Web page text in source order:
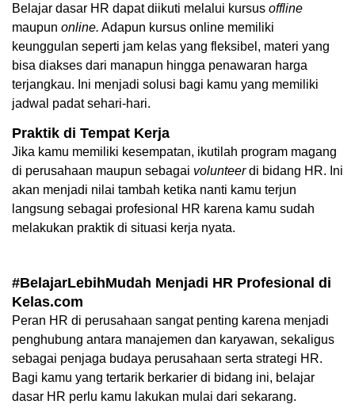
Belajar dasar HR dapat diikuti melalui kursus
maupun online. Adapun kursus online memiliki
keunggulan seperti jam kelas yang fleksibel, materi yang
bisa diakses dari manapun hingga penawaran harga
terjangkau. Ini menjadi solusi bagi kamu yang memiliki
jadwal padat sehari-hari.
Praktik di Tempat Kerja
Jika kamu memiliki kesempatan, ikutilah program magang
di perusahaan maupun sebagai volunteer di bidang HR. Ini
akan menjadi nilai tambah ketika nanti kamu terjun
langsung sebagai profesional HR karena kamu sudah
melakukan praktik di situasi kerja nyata.
#BelajarLebihMudah Menjadi HR Profesional di
Kelas.com
Peran HR di perusahaan sangat penting karena menjadi
penghubung antara manajemen dan karyawan, sekaligus
sebagai penjaga budaya perusahaan serta strategi HR.
Bagi kamu yang tertarik berkarier di bidang ini, belajar
dasar HR perlu kamu lakukan mulai dari sekarang.